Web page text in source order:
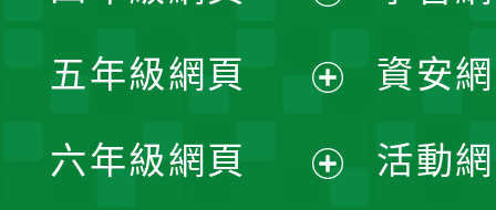
單
開
選
單
開
選
五年級網頁
開
六年級網頁
資安
活動